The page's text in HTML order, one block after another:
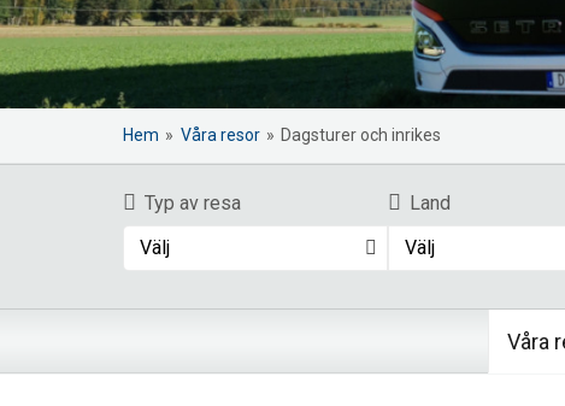
Hem » Våra resor » Dagsturer och inrikes
Typ av resa
Välj
Land
Välj
Våra